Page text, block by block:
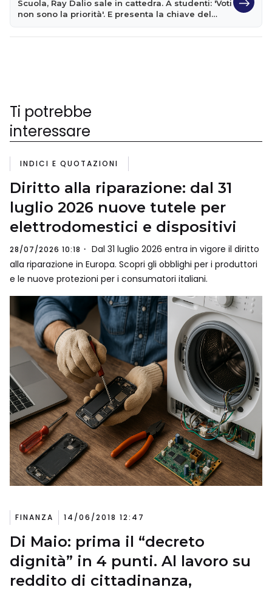
Scuola, Ray Dalio sale in cattedra. A studenti: 'Voti
non sono la priorità'. E presenta la chiave del
Ti potrebbe
interessare
INDICI E QUOTAZIONI
Diritto alla riparazione: dal 31
luglio 2026 nuove tutele per
elettrodomestici e dispositivi
28/07/2026 10:18
Dal 31 luglio 2026 entra in vigore il diritto
alla riparazione in Europa. Scopri gli obblighi per i produttori
e le nuove protezioni per i consumatori italiani.
FINANZA 14/06/2018 12:47
Di Maio: prima il “decreto
dignità” in 4 punti. Al lavoro su
reddito di cittadinanza,